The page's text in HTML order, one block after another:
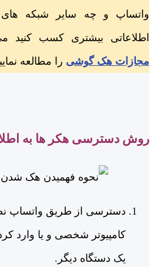
واتساپ و چه سایر شبکه های
اطلاعاتی بیشتری کسب کنید می
مجازات هک گوشی را مطالعه
روش دسترسی هکر ها به
دسترسی از طریق واتساپ
کامپیوتر شخصی و یا وارد
یک دستگاه دیگر.